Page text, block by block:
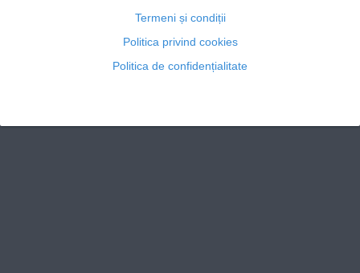
Termeni și condiții
Politica privind cookies
Politica de confidențialitate